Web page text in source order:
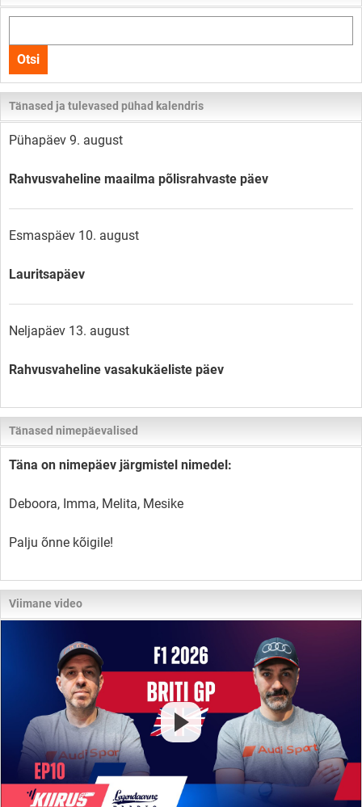
kogu
lehelt
Otsi
Tänased ja tulevased pühad kalendris
Pühapäev 9. august
Rahvusvaheline maailma põlisrahvaste päev
Esmaspäev 10. august
Lauritsapäev
Neljapäev 13. august
Rahvusvaheline vasakukäeliste päev
Tänased nimepäevalised
Täna on nimepäev järgmistel nimedel:
Deboora, Imma, Melita, Mesike
Palju õnne kõigile!
Viimane video